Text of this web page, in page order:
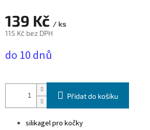
139 Kč / ks
115 Kč bez DPH
cena:
do 10 dnů
Přidat do košíku
silikagel pro kočky